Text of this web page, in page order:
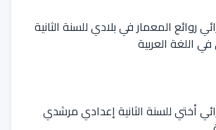
روائع المعمار في بلادي للسنة الثانية
اللغة العربية
أختي للسنة الثانية إعدادي مرشدي